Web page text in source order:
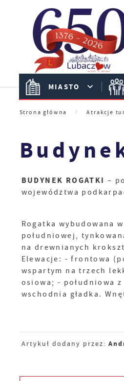
MIASTO
Strona główna Atrakcje
BUDYNEK ROGATKI –
województwa
Rogatka wybudowana
południowej,
na drewnianych
Elewacje: - frontowa
wspartym na trzech
osiowa; - południowa
wschodnia gładka.
Artykuł dodany przez: